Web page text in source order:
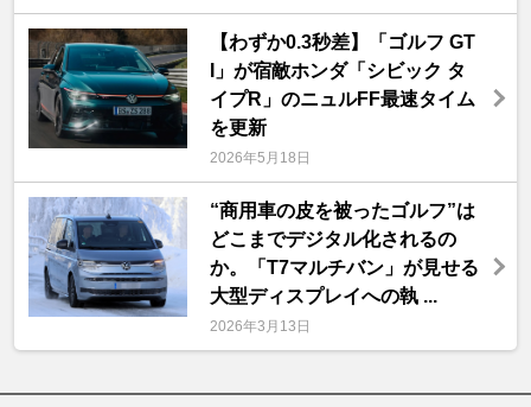
【わずか0.3秒差】「ゴルフ GT
I」が宿敵ホンダ「シビック タ
イプR」のニュルFF最速タイム
を更新
2026年5月18日
“商用車の皮を被ったゴルフ”は
どこまでデジタル化されるの
か。「T7マルチバン」が見せる
大型ディスプレイへの執 ...
2026年3月13日